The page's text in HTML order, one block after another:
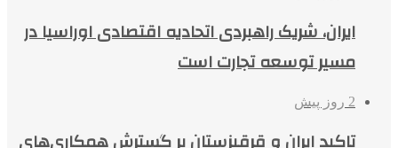
ایران، شریک راهبردی اتحادیه اقتصادی اوراسیا در
مسیر توسعه تجارت است
2 روز پیش
تاکید ایران و قرقیزستان بر گسترش همکاری‌های